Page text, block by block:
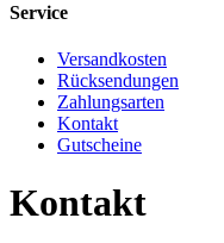
Service
Versandkosten
Rücksendungen
Zahlungsarten
Kontakt
Gutscheine
Kontakt